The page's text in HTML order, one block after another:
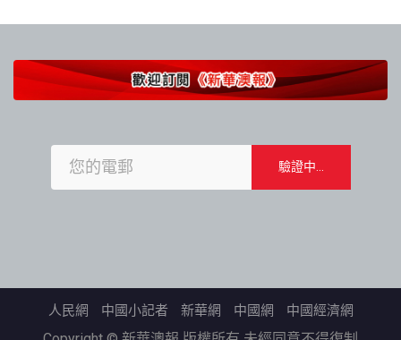
人民網 中國小記者 新華網 中國網 中國經濟網